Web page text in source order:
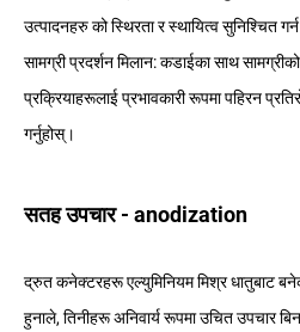
उत्पादनहरु को स्थिरता र स्थायित्व सुनिश्चित
सामग्री प्रदर्शन मिलान: कडाईका साथ सामग्रीको
प्रक्रियाहरूलाई प्रभावकारी रूपमा पहिरन
गर्नुहोस्।
सतह उपचार - anodization
द्रुत कनेक्टरहरू एल्युमिनियम मिश्र धातुबाट
हुनाले, तिनीहरू अनिवार्य रूपमा उचित उपचार